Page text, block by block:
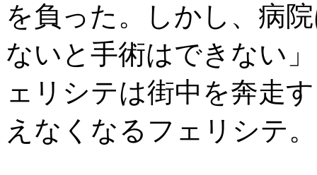
を負った。しかし、病
ないと手術はできない
ェリシテは街中を奔走
えなくなるフェリシテ